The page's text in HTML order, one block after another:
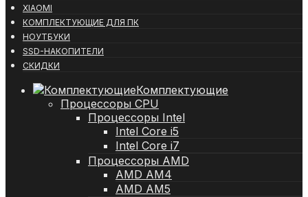
XIAOMI
КОМПЛЕКТУЮЩИЕ ДЛЯ ПК
НОУТБУКИ
SSD-НАКОПИТЕЛИ
СКИДКИ
Комплектующие
Процессоры CPU
Процессоры Intel
Intel Core i5
Intel Core i7
Процессоры AMD
AMD AM4
AMD AM5